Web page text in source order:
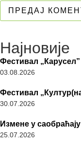
Најновије
Фестивал „Карусел”
03.08.2026
Фестивал
30.07.2026
Измене у
25.07.2026